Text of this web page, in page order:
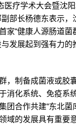
疗学术大会暨沈阳
部长杨德东表示，
家“健康人源肠道菌
发展起到强有力的
制备成菌液或胶
消化系统、免疫系
团合作共建“东北菌
域的发展具有重要意